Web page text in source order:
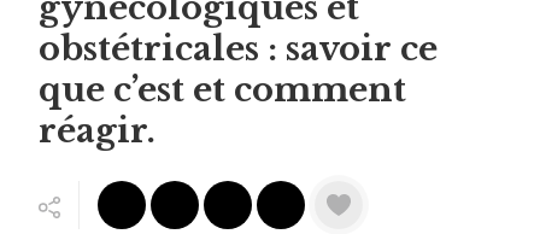
obstétricales : savoir ce
que c’est et comment
réagir.